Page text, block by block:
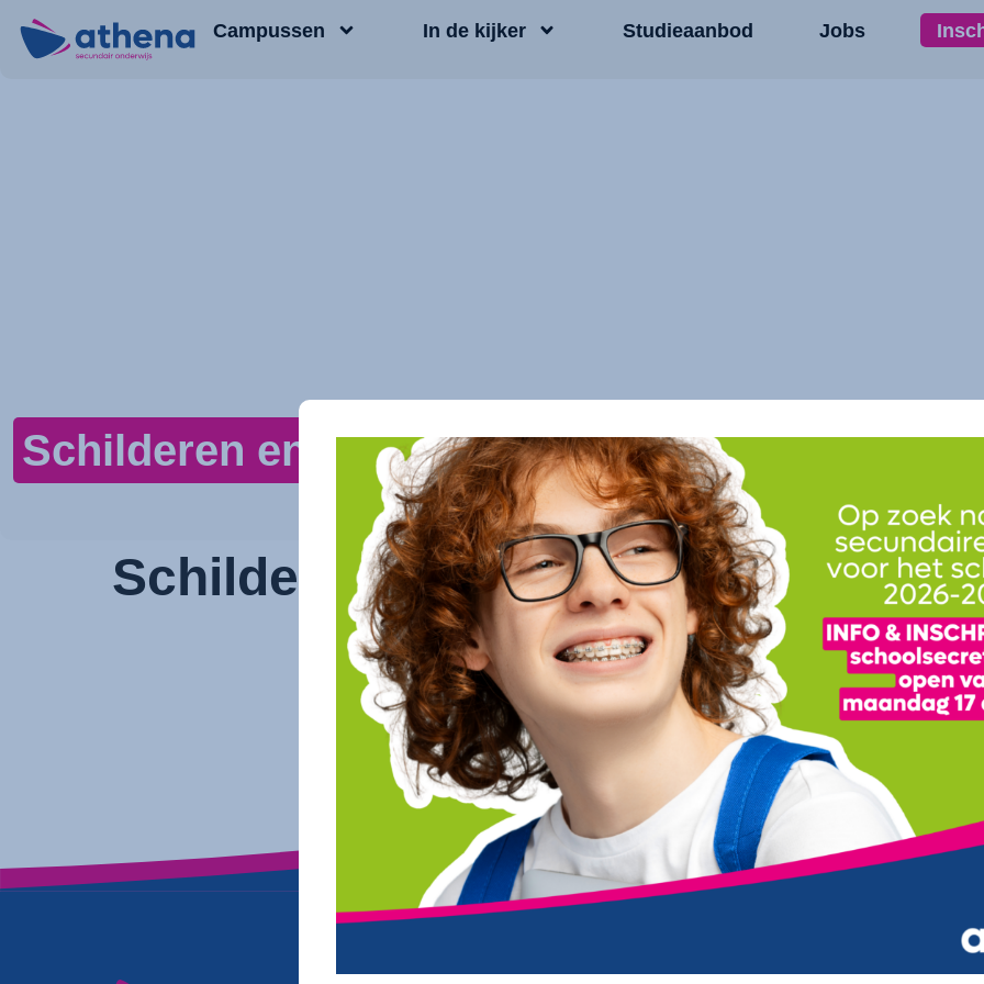
Campussen In de kijker Studieaanbod Jobs
Schilderen en Decoratie – 113
Schilderen en Decoratie – 113